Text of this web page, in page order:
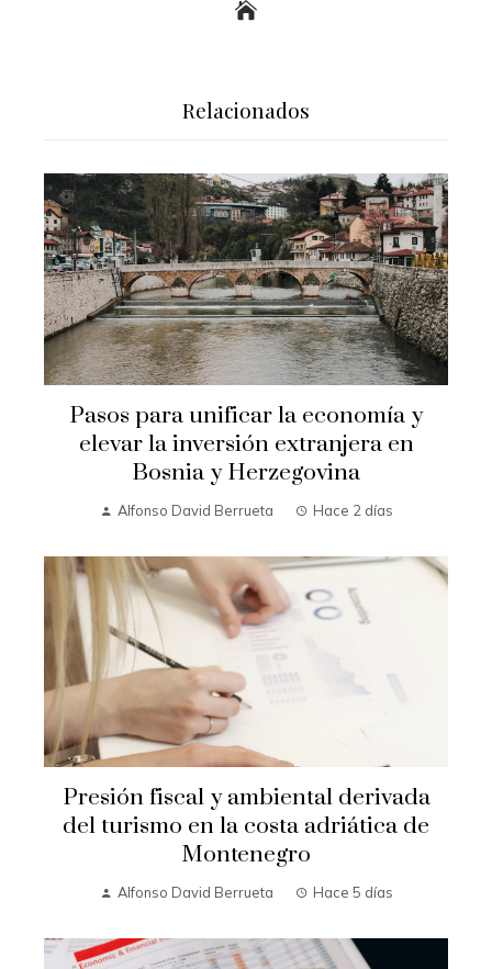
Relacionados
Pasos para unificar la economía y
elevar la inversión extranjera en
Bosnia y Herzegovina
Alfonso David Berrueta Hace 2 días
Presión fiscal y ambiental derivada
del turismo en la costa adriática de
Montenegro
Alfonso David Berrueta Hace 5 días